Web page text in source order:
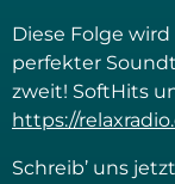
Diese Folge
perfekter
zweit! SoftHits
https://
Schreib’ uns